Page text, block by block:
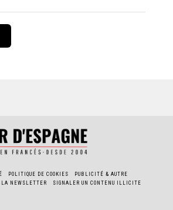
POLITIQUE DE COOKIES
PUBLICITÉ & AUTRE
LA NEWSLETTER
SIGNALER UN CONTENU ILLICITE